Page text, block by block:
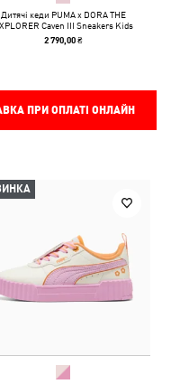
Дитячі кеди PUMA x DORA THE
Caven III Sneakers Kids
2 790,00 ₴
ПРИ ОПЛАТІ ОНЛАЙН